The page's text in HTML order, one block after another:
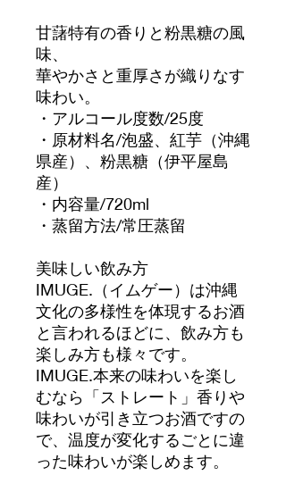
甘藷特有の香りと粉黒糖の風
味、
華やかさと重厚さが織りなす
味わい。
・アルコール度数/25度
・原材料名/泡盛、紅芋（沖縄
県産）、粉黒糖（伊平屋島
産）
・内容量/720ml
・蒸留方法/常圧蒸留
美味しい飲み方
IMUGE.（イムゲー）は沖縄
文化の多様性を体現するお酒
と言われるほどに、飲み方も
楽しみ方も様々です。
IMUGE.本来の味わいを楽し
むなら「ストレート」香りや
味わいが引き立つお酒ですの
で、温度が変化するごとに違
った味わいが楽しめます。